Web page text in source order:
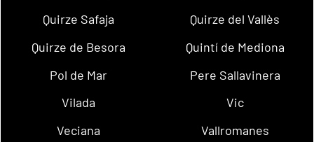
Quirze Safaja
Quirze del Vallès
Quirze de Besora
Quintí de Mediona
Pol de Mar
Pere Sallavinera
Vilada
Vic
Veciana
Vallromanes